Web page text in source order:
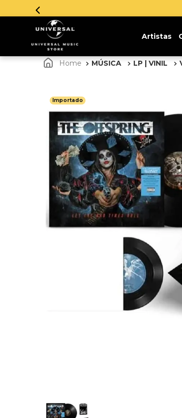
até 12x sem juros. Aproveite!
Artistas
MÚSICA LP | VINIL
Importado